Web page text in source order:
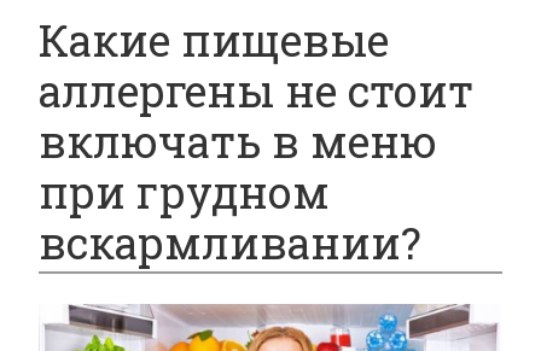
Какие пищевые
аллергены не стоит
включать в меню
при грудном
вскармливании?